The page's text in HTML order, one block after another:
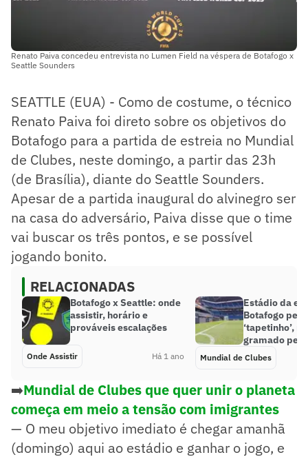
Renato Paiva concedeu entrevista no Lumen Field na véspera de Botafogo x
Seattle Sounders
SEATTLE (EUA) - Como de costume, o técnico
Renato Paiva foi direto sobre os objetivos do
Botafogo para a partida de estreia no Mundial
de Clubes, neste domingo, a partir das 23h
(de Brasília), diante do Seattle Sounders.
Apesar de a partida inaugural do alvinegro ser
na casa do adversário, Paiva disse que o time
vai buscar os três pontos, e se possível
jogando bonito.
RELACIONADAS
Botafogo x Seattle: onde
assistir, horário e
prováveis escalações
Onde Assistir Há 1 ano
Estádio da
Botafogo
‘tapetinho’,
gramado
Mundial de Clubes
➡️Mundial de Clubes que quer unir o planeta
começa em meio a tensão com imigrantes
— O meu objetivo imediato é chegar amanhã
(domingo) aqui ao estádio e ganhar o jogo, e